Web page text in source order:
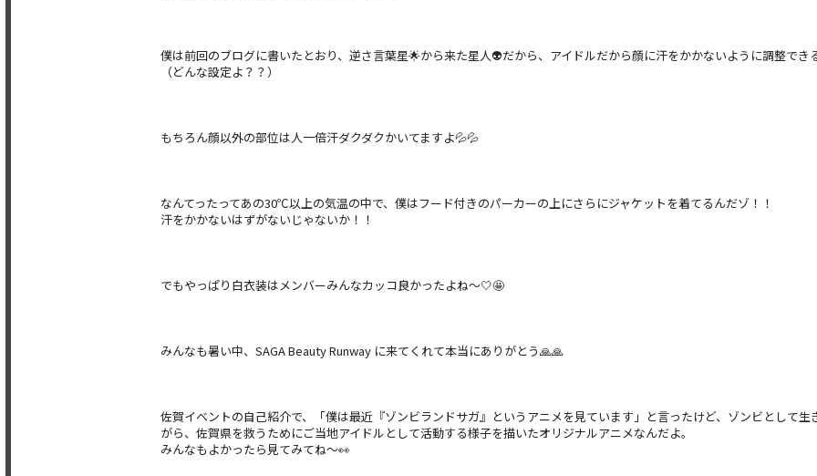
僕は前回のブログに書いたとおり、逆さ言葉星🌟から来た星人👽だから、アイドルだから顔に汗をかかないように調整でき
（どんな設定よ？？）
もちろん顔以外の部位は人一倍汗ダクダクかいてますよ💦💦
なんてったってあの30℃以上の気温の中で、僕はフード付きのパーカーの上にさらにジャケットを着てるんだゾ！！
汗をかかないはずがないじゃないか！！
でもやっぱり白衣装はメンバーみんなカッコ良かったよね〜🤍🤩
みんなも暑い中、SAGA Beauty Runway に来てくれて本当にありがとう🙏🙏
佐賀イベントの自己紹介で、「僕は最近『ゾンビランドサガ』というアニメを見ています」と言ったけど、ゾンビとして
がら、佐賀県を救うためにご当地アイドルとして活動する様子を描いたオリジナルアニメなんだよ。
みんなもよかったら見てみてね〜👀